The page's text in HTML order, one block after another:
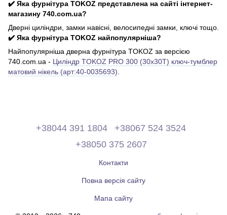
✔️ Яка фурнітура TOKOZ представлена на сайті інтернет-
магазину 740.com.ua?
Дверні циліндри, замки навісні, велосипедні замки, ключі тощо.
✔️ Яка фурнітура TOKOZ найпопулярніша?
Найпопулярніша дверна фурнітура TOKOZ за версією
740.com.ua - Циліндр TOKOZ PRO 300 (30x30T) ключ-тумблер
матовий нікель (арт:40-0035693).
+38044 391 1804
+38067 524 3524
+38050 375 2607
Контакти
Повна версія сайту
Мапа сайту